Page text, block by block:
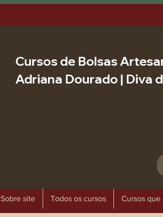
Cursos de Bolsas
Adriana Dourado | Diva
Sobre site Todos os cursos Cursos